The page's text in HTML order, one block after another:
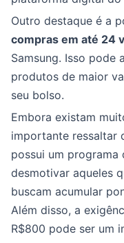
Outro destaque é a
compras em até 24
Samsung. Isso pode
produtos de maior
seu bolso.
Embora existam
importante ressaltar
possui um programa
desmotivar aqueles
buscam acumular
Além disso, a
R$800 pode ser um